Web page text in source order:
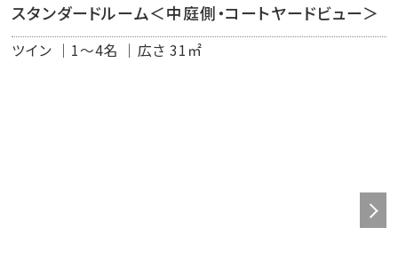
◆Wi-Fi
◆全室空気清浄機完備
スタンダードルーム＜中庭側・コートヤードビュー＞
ツイン 1～4名 広さ 31㎡